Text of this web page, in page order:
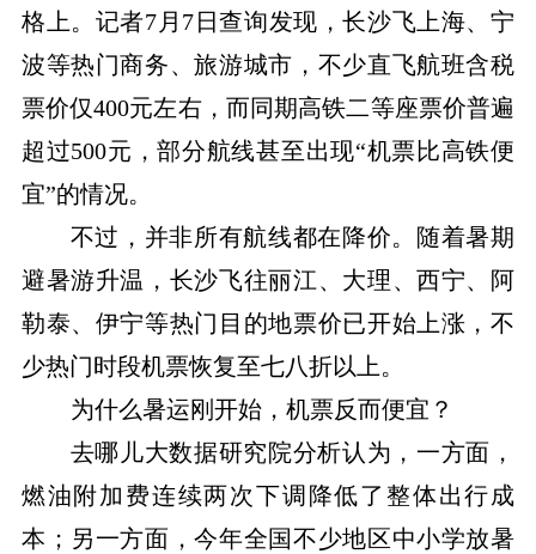
格上。记者7月7日查询发现，长沙飞上海、宁
波等热门商务、旅游城市，不少直飞航班含税
票价仅400元左右，而同期高铁二等座票价普遍
超过500元，部分航线甚至出现“机票比高铁便
宜”的情况。
不过，并非所有航线都在降价。随着暑期
避暑游升温，长沙飞往丽江、大理、西宁、阿
勒泰、伊宁等热门目的地票价已开始上涨，不
少热门时段机票恢复至七八折以上。
为什么暑运刚开始，机票反而便宜？
去哪儿大数据研究院分析认为，一方面，
燃油附加费连续两次下调降低了整体出行成
本；另一方面，今年全国不少地区中小学放暑